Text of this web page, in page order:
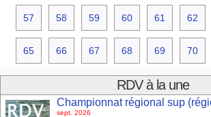
57 58 59 60 61 62
65 66 67 68 69 70
RDV à la une
Championnat régional sup
sept. 2026